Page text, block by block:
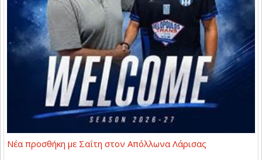
Νέα προσθήκη με Σαΐτη στον Απόλλωνα Λάρισας